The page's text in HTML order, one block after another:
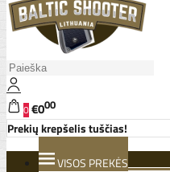
0€000
Prekių krepšelis tuščias!
VISOS PREKĖS